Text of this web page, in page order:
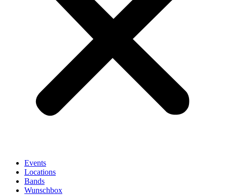
Events
Locations
Bands
Wunschbox